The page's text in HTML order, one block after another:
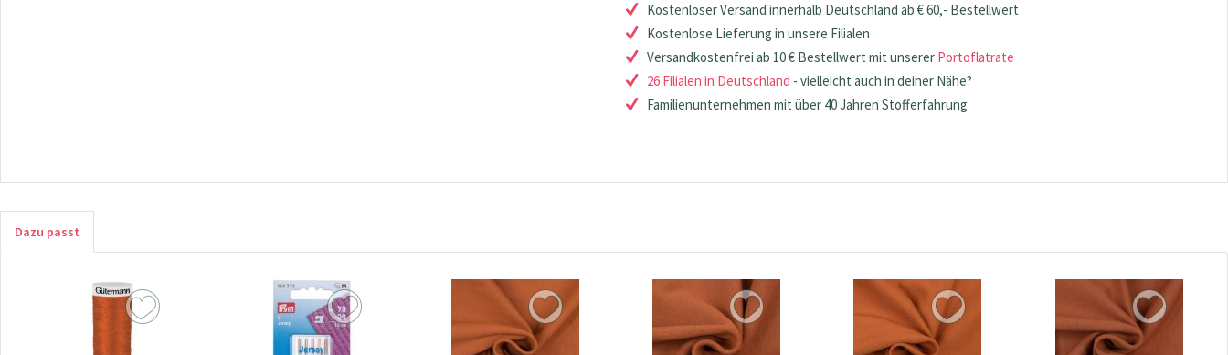
Kostenloser Versand innerhalb Deutschland ab € 60,- Bestellwert
Kostenlose Lieferung in unsere Filialen
Versandkostenfrei ab 10 € Bestellwert mit unserer Portoflatrate
26 Filialen in Deutschland - vielleicht auch in deiner Nähe?
Familienunternehmen mit über 40 Jahren Stofferfahrung
Dazu passt